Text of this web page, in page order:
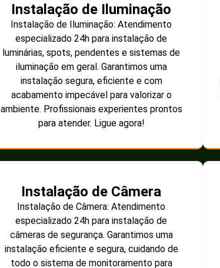
Instalação de Iluminação
Instalação de Iluminação: Atendimento
especializado 24h para instalação de
luminárias, spots, pendentes e sistemas de
iluminação em geral. Garantimos uma
instalação segura, eficiente e com
acabamento impecável para valorizar o
ambiente. Profissionais experientes prontos
para atender. Ligue agora!
Instalação de Câmera
Instalação de Câmera: Atendimento
especializado 24h para instalação de
câmeras de segurança. Garantimos uma
instalação eficiente e segura, cuidando de
todo o sistema de monitoramento para